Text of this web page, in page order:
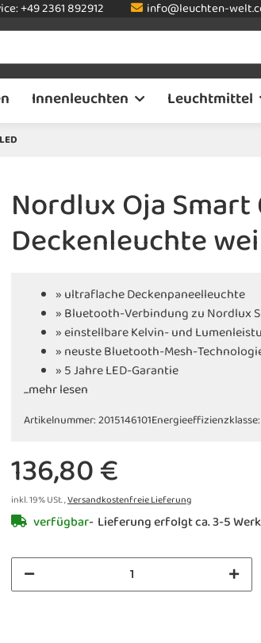
+49 2361 892912 info@leuchten-
Innenleuchten Leuchtmittel
Nordlux Oja Smart
Deckenleuchte
» ultraflache Deckenpaneelleuchte
» Bluetooth-Verbindung zu Nordlux
» einstellbare Kelvin- und
» neuste Bluetooth-Mesh-
» 5 Jahre LED-Garantie
...mehr lesen
Artikelnummer:2015146101Energieeffizienzklasse:
136,80 €
inkl. 19% USt. ,Versandkostenfreie Lieferung
verfügbar Lieferung erfolgt ca. 3-5